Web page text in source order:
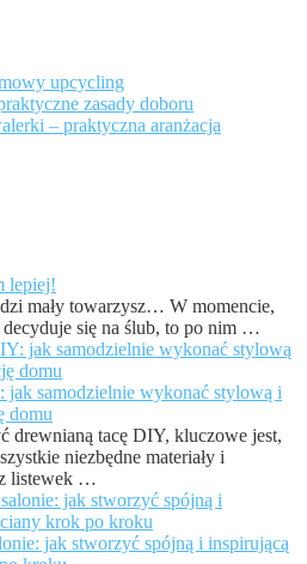
upcycling
zasady doboru
– praktyczna aranżacja
lepiej!
mały towarzysz… W momencie,
decyduje się na ślub, to po nim …
jak samodzielnie wykonać stylową i
domu
drewnianą tacę DIY, kluczowe jest,
niezbędne materiały i
listewek …
jak stworzyć spójną i inspirującą